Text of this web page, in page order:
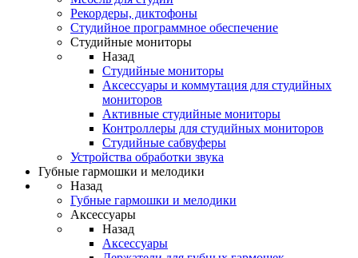
Рекордеры, диктофоны
Студийное программное обеспечение
Студийные мониторы
Назад
Студийные мониторы
Аксессуары и коммутация для студийных
мониторов
Активные студийные мониторы
Контроллеры для студийных мониторов
Студийные сабвуферы
Устройства обработки звука
Губные гармошки и мелодики
Назад
Губные гармошки и мелодики
Аксессуары
Назад
Аксессуары